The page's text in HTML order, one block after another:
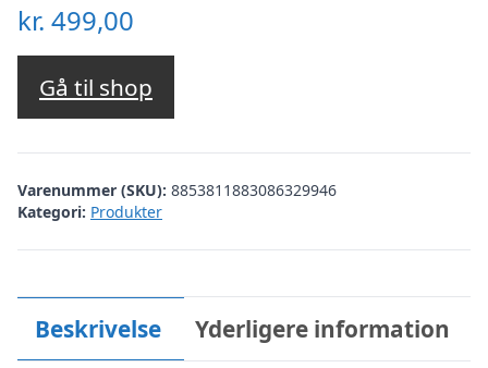
kr. 499,00
Gå til shop
Varenummer (SKU): 8853811883086329946
Kategori: Produkter
Beskrivelse Yderligere information